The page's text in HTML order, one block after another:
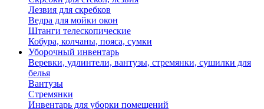
Лезвия для скребков
Ведра для мойки окон
Штанги телескопические
Кобура, колчаны, пояса, сумки
Уборочный инвентарь
Веревки, удлинтели, вантузы, стремянки, сушилки для
белья
Вантузы
Стремянки
Инвентарь для уборки помещений